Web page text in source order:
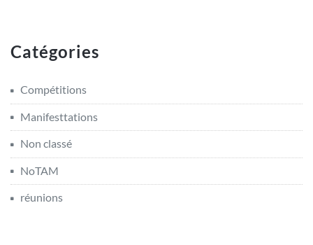
Catégories
Compétitions
Manifesttations
Non classé
NoTAM
réunions